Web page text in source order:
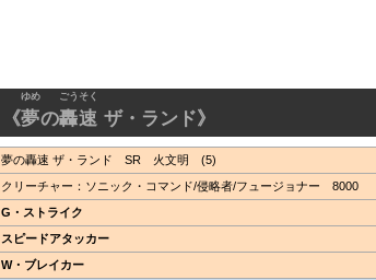
《夢
ゆめ
の轟速
ごうそく
ザ・ランド》
夢の轟速 ザ・ランド SR 火文明 (5)
クリーチャー：ソニック・コマンド/侵略者/フュージョナー 8000
G・ストライク
スピードアタッカー
W・ブレイカー